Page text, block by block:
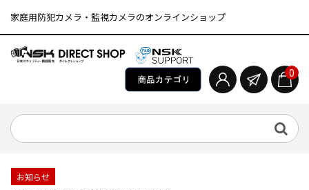
家庭用防犯カメラ・監視カメラのオンラインショップ
0
お知らせ